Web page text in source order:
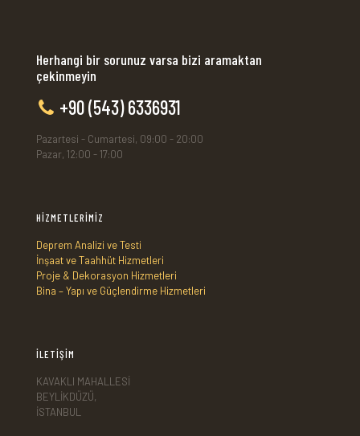
Herhangi bir sorunuz varsa bizi aramaktan
çekinmeyin
+90 (543) 6336931
Pazartesi - Cumartesi, 09:00 - 20:00
Pazar, 12:00 - 17:00
HİZMETLERİMİZ
Deprem Analizi ve Testi
İnşaat ve Taahhüt Hizmetleri
Proje & Dekorasyon Hizmetleri
Bina – Yapı ve Güçlendirme Hizmetleri
İLETİŞİM
KAVAKLI MAHALLESİ
BEYLİKDÜZÜ,
İSTANBUL